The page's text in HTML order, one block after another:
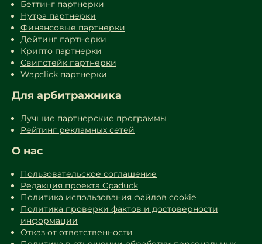
Беттинг партнерки
Нутра партнерки
Финансовые партнерки
Дейтинг партнерки
Крипто партнерки
Свипстейк партнерки
Wapclick партнерки
Для арбитражника
Лучшие партнерские программы
Рейтинг рекламных сетей
О нас
Пользовательское соглашение
Редакция проекта Cpaduck
Политика использования файлов cookie
Политика проверки фактов и достоверности
информации
Отказ от ответственности